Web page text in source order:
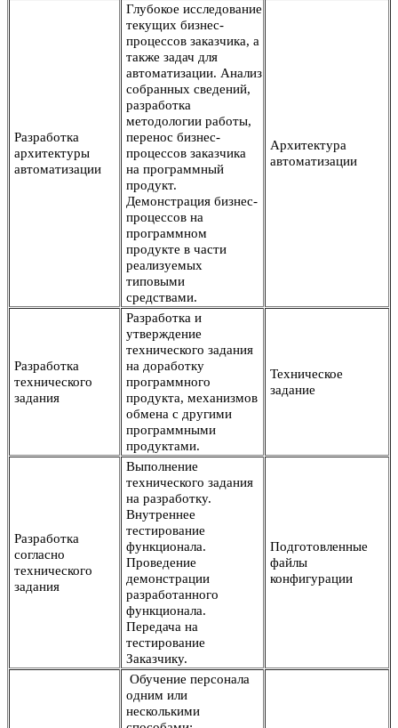
Разработка
архитектуры
автоматизации
Глубокое исследование
текущих бизнес-
процессов заказчика, а
также задач для
автоматизации. Анализ
собранных сведений,
разработка
методологии работы,
перенос бизнес-
процессов заказчика
на программный
продукт.
Демонстрация бизнес-
процессов на
программном
продукте в части
реализуемых
типовыми
средствами.
Архитектура
автоматизации
Разработка
технического
задания
Разработка и
утверждение
технического задания
на доработку
программного
продукта, механизмов
обмена с другими
программными
продуктами.
Техническое
задание
Разработка
согласно
технического
задания
Выполнение
технического задания
на разработку.
Внутреннее
тестирование
функционала.
Проведение
демонстрации
разработанного
функционала.
Передача на
тестирование
Заказчику.
Подготовленные
файлы
конфигурации
Обучение персонала
одним или
несколькими